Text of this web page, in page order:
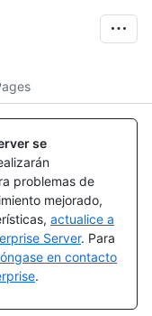
se
problemas de
mejorado,
actualice a
Server. Para
en contacto
.